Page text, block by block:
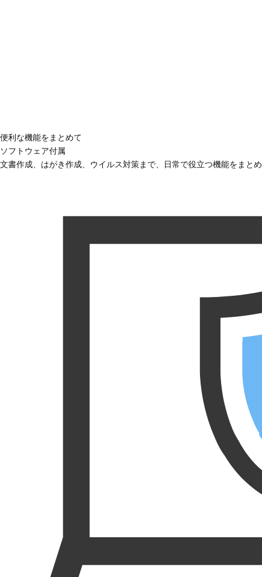
便利な機能をまとめて
ソフトウェア付属
文書作成、はがき作成、ウイルス対策まで、日常で役立つ機能をまと